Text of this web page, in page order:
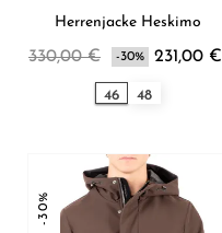
Herrenjacke Heskimo
330,00 € -30% 231,00 €
46 48
-30%